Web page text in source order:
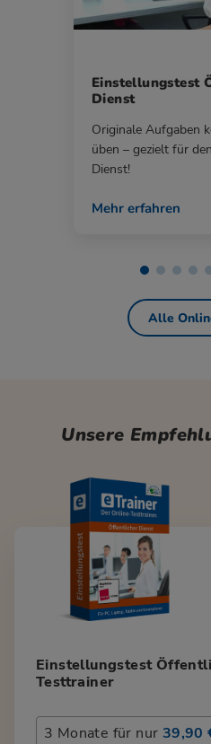
Einstellungstest
Dienst
Originale Aufgaben
üben – gezielt für
Dienst!
Mehr erfahren
Alle
Unsere
Einstellungstest
Testtrainer
3 Monate für nur 39,90